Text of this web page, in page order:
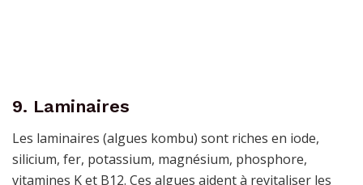
9. Laminaires
Les laminaires (algues kombu) sont riches en iode,
silicium, fer, potassium, magnésium, phosphore,
vitamines K et B12. Ces algues aident à revitaliser les